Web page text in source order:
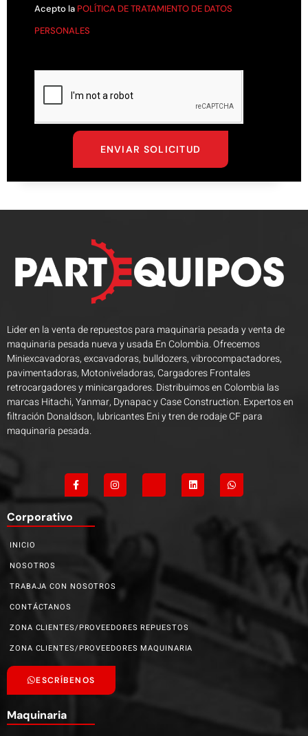
Acepto la POLÍTICA DE TRATAMIENTO DE DATOS
PERSONALES
ENVIAR SOLICITUD
Lider en la venta de repuestos para maquinaria pesada y venta de
maquinaria pesada nueva y usada En Colombia. Ofrecemos
Miniexcavadoras, excavadoras, bulldozers, vibrocompactadores,
pavimentadoras, Motoniveladoras, Cargadores Frontales
retrocargadores y minicargadores. Distribuimos en Colombia las
marcas Hitachi, Yanmar, Dynapac y Case Construction. Expertos en
filtración Donaldson, lubricantes Eni y tren de rodaje CF para
maquinaria pesada.
Corporativo
INICIO
NOSOTROS
TRABAJA CON NOSOTROS
CONTÁCTANOS
ZONA CLIENTES/PROVEEDORES REPUESTOS
ZONA CLIENTES/PROVEEDORES MAQUINARIA
ESCRÍBENOS
Maquinaria